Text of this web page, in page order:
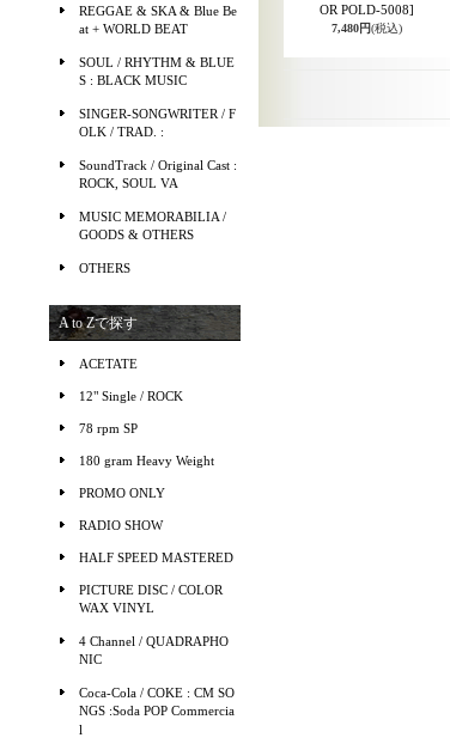
REGGAE & SKA & Blue Be
at + WORLD BEAT
SOUL / RHYTHM & BLUE
S : BLACK MUSIC
SINGER-SONGWRITER / F
OLK / TRAD. :
SoundTrack / Original Cast :
ROCK, SOUL VA
MUSIC MEMORABILIA /
GOODS & OTHERS
OTHERS
A to Zで探す
ACETATE
12" Single / ROCK
78 rpm SP
180 gram Heavy Weight
PROMO ONLY
RADIO SHOW
HALF SPEED MASTERED
PICTURE DISC / COLOR
WAX VINYL
4 Channel / QUADRAPHO
NIC
Coca-Cola / COKE : CM SO
NGS :Soda POP Commercia
l
OR POLD-5008]
7,480円(税込)